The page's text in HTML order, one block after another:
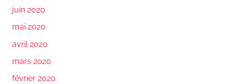
juin 2020
mai 2020
avril 2020
mars 2020
février 2020